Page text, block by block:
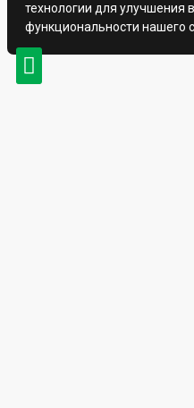
технологии для улучшения
функциональности нашего